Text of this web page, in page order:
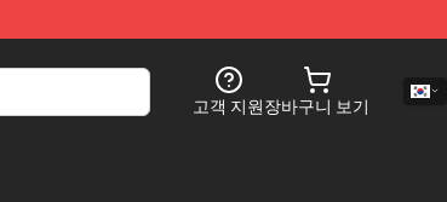
고객 지원장바구니 보기